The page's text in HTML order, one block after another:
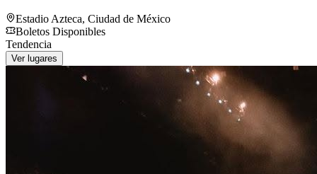
Estadio Azteca, Ciudad de México
Boletos Disponibles
Tendencia
Ver lugares